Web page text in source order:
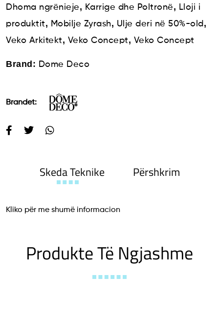
Dhoma ngrënieje, Karrige dhe Poltronë, Lloji i
produktit, Mobilje Zyrash, Ulje deri në 50%-old ,
Veko Arkitekt, Veko Concept, Veko Concept
Brand: Dome Deco
Brandet:
Skeda Teknike Përshkrim
Kliko për me shumë informacion
Produkte Të Ngjashme